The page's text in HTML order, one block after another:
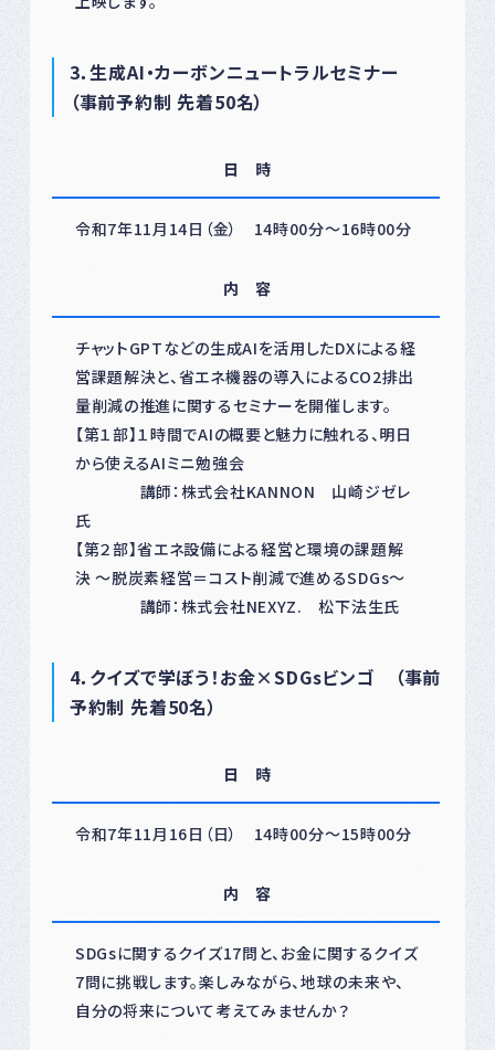
3．生成AI・カーボンニュートラルセミナー
（事前予約制 先着50名）
日 時
令和7年11月14日（金） 14時00分～16時00分
内 容
チャットGPTなどの生成AIを活用したDXによる経
営課題解決と、省エネ機器の導入によるCO2排出
量削減の推進に関するセミナーを開催します。
【第１部】１時間でAIの概要と魅力に触れる、明日
から使えるAIミニ勉強会
講師：株式会社KANNON 山崎ジゼレ
氏
【第２部】省エネ設備による経営と環境の課題解
決 ～脱炭素経営＝コスト削減で進めるSDGs～
講師：株式会社NEXYZ. 松下法生氏
4．クイズで学ぼう！お金×SDGsビンゴ （事前
予約制 先着50名）
日 時
令和7年11月16日（日） 14時00分～15時00分
内 容
SDGsに関するクイズ17問と、お金に関するクイズ
7問に挑戦します。楽しみながら、地球の未来や、
自分の将来について考えてみませんか？